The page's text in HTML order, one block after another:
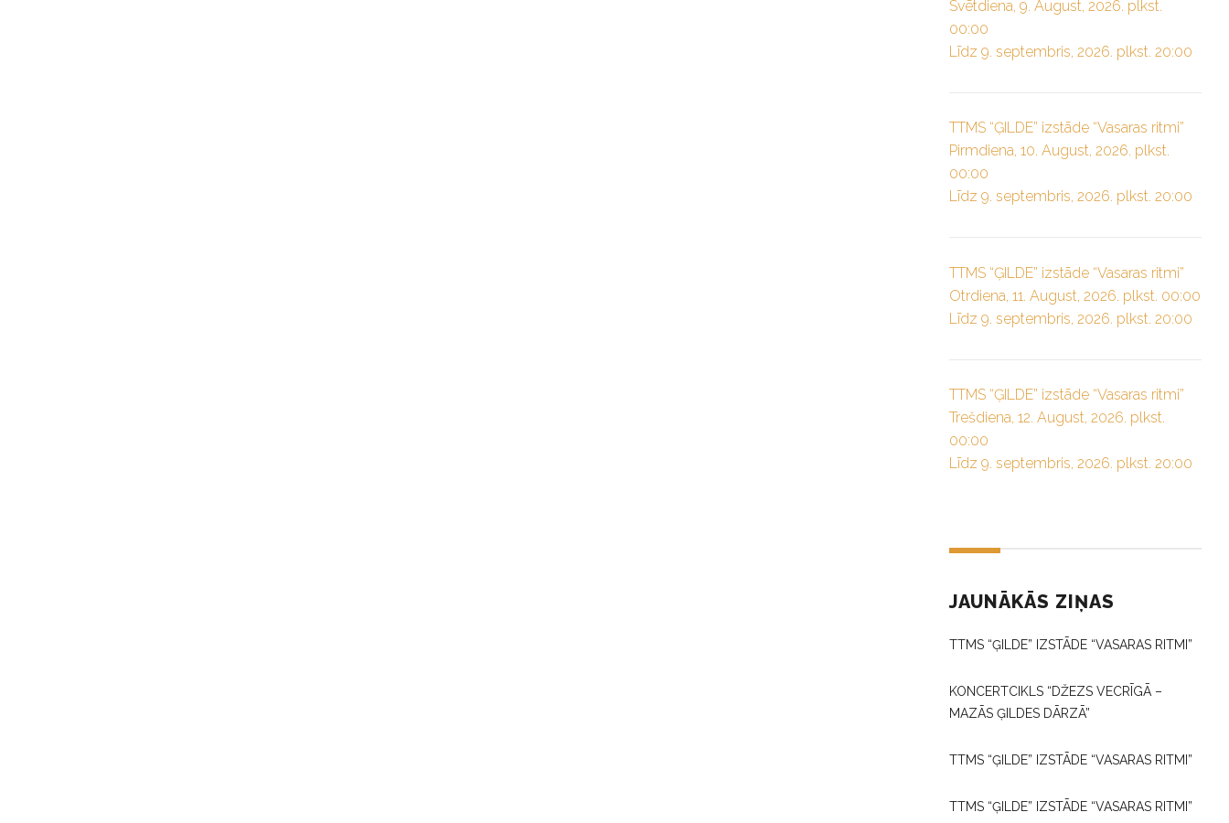
Svētdiena, 9. August, 2026. plkst.
00:00
Līdz 9. septembris, 2026. plkst. 20:00
TTMS “ĢILDE” izstāde “Vasaras ritmi”
Pirmdiena, 10. August, 2026. plkst.
00:00
Līdz 9. septembris, 2026. plkst. 20:00
TTMS “ĢILDE” izstāde “Vasaras ritmi”
Otrdiena, 11. August, 2026. plkst. 00:00
Līdz 9. septembris, 2026. plkst. 20:00
TTMS “ĢILDE” izstāde “Vasaras ritmi”
Trešdiena, 12. August, 2026. plkst.
00:00
Līdz 9. septembris, 2026. plkst. 20:00
JAUNĀKĀS ZIŅAS
TTMS “ĢILDE” IZSTĀDE “VASARAS RITMI”
KONCERTCIKLS “DŽEZS VECRĪGĀ –
MAZĀS ĢILDES DĀRZĀ”
TTMS “ĢILDE” IZSTĀDE “VASARAS RITMI”
TTMS “ĢILDE” IZSTĀDE “VASARAS RITMI”